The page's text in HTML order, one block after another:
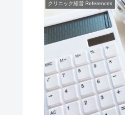
クリニック経営 References